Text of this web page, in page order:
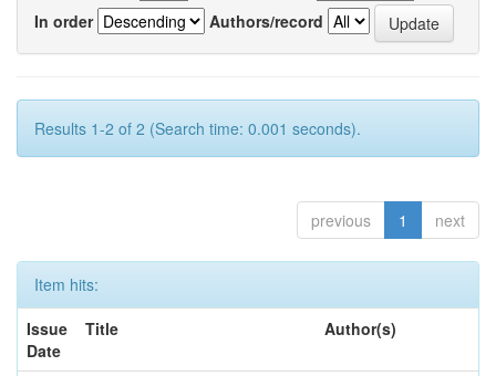
In order
Authors/record
Results 1-2 of 2 (Search time: 0.001 seconds).
previous 1 next
Item hits:
Issue
Date
Title Author(s)